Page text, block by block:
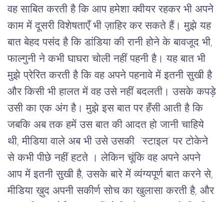
वह साबित करती है कि आप हमेशा क्वीयर रहकर भी अपने
काम में दूसरी विशेषताएँ भी ज़ाहिर कर सकते हैं। मुझे यह
बात बेहद पसंद है कि डांडिया की रानी होने के बावजूद भी,
फाल्गुनी ने कभी घाघरा चोली नहीं पहनी है। यह बात भी
मुझे प्रेरित करती है कि वह अपने पहनावे में इतनी सुखी है
और किसी भी हालत में वह उसे नहीं बदलती। उसके कपड़े
उसी का एक अंग है। मुझे इस बात पर हँसी आती है कि
जबकि अब तक हमें उस बात की आदत हो जानी चाहिये
थी, मीडिया वाले अब भी उसे उसकी ‘स्टाइल’ पर टोकेने
से कभी पीछे नहीं हटते । लेकिन चूंकि वह अपने अपने
आप में इतनी सुखी है, उसके बारे में व्यंग्यपूर्ण बात करने से,
मीडिया ख़ुद अपनी सकीर्ण सोच का खुलासा करती है, और